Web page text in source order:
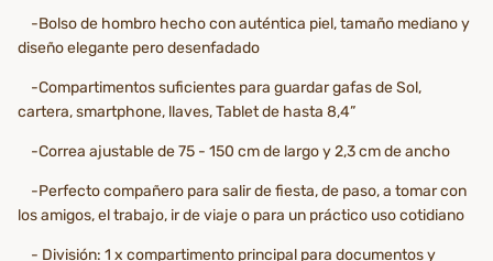
-Bolso de hombro hecho con auténtica piel, tamaño mediano y
diseño elegante pero desenfadado
-Compartimentos suficientes para guardar gafas de Sol,
cartera, smartphone, llaves, Tablet de hasta 8,4”
-Correa ajustable de 75 - 150 cm de largo y 2,3 cm de ancho
-Perfecto compañero para salir de fiesta, de paso, a tomar con
los amigos, el trabajo, ir de viaje o para un práctico uso cotidiano
- División: 1 x compartimento principal para documentos y